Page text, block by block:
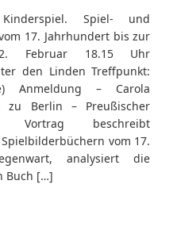
Spiel- und
17. Jahrhundert bis zur
Februar 18.15 Uhr
den Linden Treffpunkt:
Anmeldung – Carola
zu Berlin – Preußischer
beschreibt
vom 17.
analysiert die
Buch […]